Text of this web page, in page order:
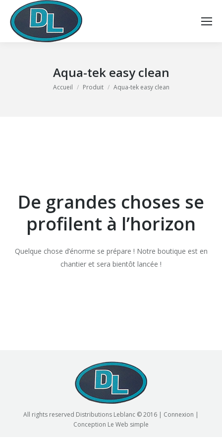
Aqua-tek easy clean
Vous êtes ici :Accueil Produit Aqua-tek easy clean
De grandes choses se
profilent à l’horizon
Quelque chose d’énorme se prépare ! Notre boutique est en
chantier et sera bientôt lancée !
All rights reserved Distributions Leblanc © 2016 | Connexion |
Conception Le Web simple